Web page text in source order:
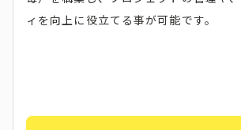
ィを向上に役立てる事が可能です。